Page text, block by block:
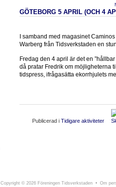
GÖTEBORG 5 APRIL (OCH 4
I samband med magasinet
Warberg från Tidsverkstaden en
Fredag den 4 april är det en
då pratar Fredrik om möjligheterna
tidspress, ifrågasätta ekorrhjulets
Publicerad i Tidigare aktiviteter
Copyright © 2026 Föreningen Tidsverkstaden • Om